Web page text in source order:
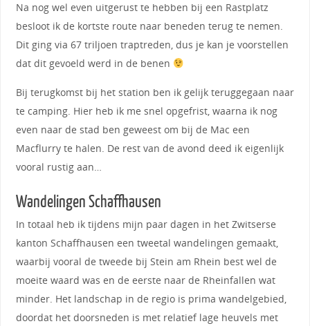
Na nog wel even uitgerust te hebben bij een Rastplatz
besloot ik de kortste route naar beneden terug te nemen.
Dit ging via 67 triljoen traptreden, dus je kan je voorstellen
dat dit gevoeld werd in de benen
Bij terugkomst bij het station ben ik gelijk teruggegaan naar
te camping. Hier heb ik me snel opgefrist, waarna ik nog
even naar de stad ben geweest om bij de Mac een
Macflurry te halen. De rest van de avond deed ik eigenlijk
vooral rustig aan…
Wandelingen Schaffhausen
In totaal heb ik tijdens mijn paar dagen in het Zwitserse
kanton Schaffhausen een tweetal wandelingen gemaakt,
waarbij vooral de tweede bij Stein am Rhein best wel de
moeite waard was en de eerste naar de Rheinfallen wat
minder. Het landschap in de regio is prima wandelgebied,
doordat het doorsneden is met relatief lage heuvels met